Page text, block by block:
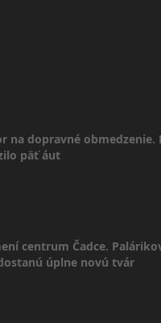
na dopravné obmedzenie.
päť áut
centrum Čadce.
úplne novú tvár